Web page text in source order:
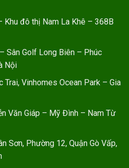
Khu đô thị Nam La Khê – 368B
Sân Golf Long Biên – Phúc
Nội
Trai, Vinhomes Ocean Park – Gia
Văn Giáp – Mỹ Đình – Nam Từ
Sơn, Phường 12, Quận Gò Vấp,